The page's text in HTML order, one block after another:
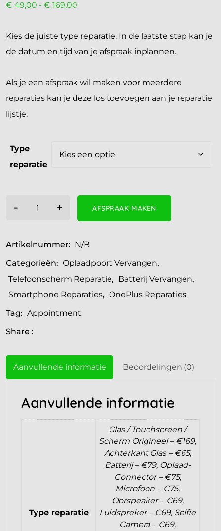
€ 49,00 - € 169,00
Kies de juiste type reparatie. In de laatste stap kan je
de datum en tijd van je afspraak inplannen.
Als je een afspraak wil maken voor meerdere
reparaties kan je deze los toevoegen aan je reparatie
lijstje.
Type
reparatie
- + AFSPRAAK MAKEN
Artikelnummer: N/B
Categorieën: Oplaadpoort Vervangen,
Telefoonscherm Reparatie, Batterij Vervangen,
Smartphone Reparaties, OnePlus Reparaties
Tag: Appointment
Share :
Aanvullende informatie Beoordelingen (0)
Aanvullende informatie
Type reparatie
Glas / Touchscreen /
Scherm Origineel – €169,
Achterkant Glas – €65,
Batterij – €79, Oplaad-
Connector – €75,
Microfoon – €75,
Oorspeaker – €69,
Luidspreker – €69, Selfie
Camera – €69,